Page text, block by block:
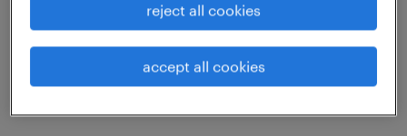
job details
descriptif du poste
reject all cookies
accept all cookies